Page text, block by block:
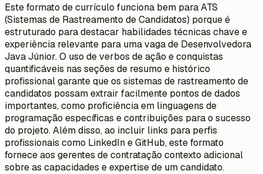
Este formato de currículo funciona bem para ATS
(Sistemas de Rastreamento de Candidatos) porque é
estruturado para destacar habilidades técnicas chave e
experiência relevante para uma vaga de Desenvolvedora
Java Júnior. O uso de verbos de ação e conquistas
quantificáveis nas seções de resumo e histórico
profissional garante que os sistemas de rastreamento de
candidatos possam extrair facilmente pontos de dados
importantes, como proficiência em linguagens de
programação específicas e contribuições para o sucesso
do projeto. Além disso, ao incluir links para perfis
profissionais como LinkedIn e GitHub, este formato
fornece aos gerentes de contratação contexto adicional
sobre as capacidades e expertise de um candidato.